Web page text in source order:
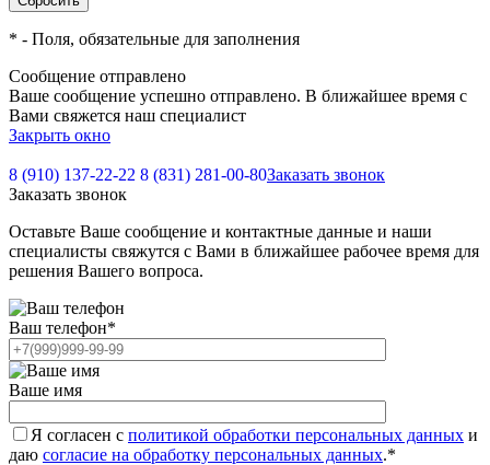
* - Поля, обязательные для заполнения
Сообщение отправлено
Ваше сообщение успешно отправлено. В ближайшее время с
Вами свяжется наш специалист
Закрыть окно
8 (910) 137-22-22 8 (831) 281-00-80Заказать звонок
Заказать звонок
Оставьте Ваше сообщение и контактные данные и наши
специалисты свяжутся с Вами в ближайшее рабочее время для
решения Вашего вопроса.
Ваш телефон*
Ваше имя
Я согласен с политикой обработки персональных данных и
даю согласие на обработку персональных данных.*